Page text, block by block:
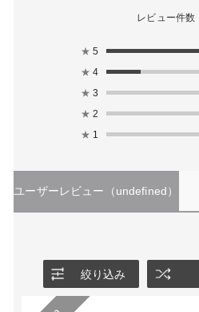
レビュー件数
★ 5
★ 4
★ 3
★ 2
★ 1
ユーザーレビュー （undefined）
絞り込み